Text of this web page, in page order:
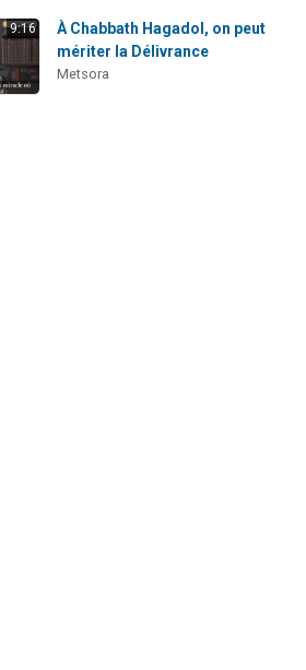
9:16
À Chabbath Hagadol, on peut
mériter la Délivrance
Metsora